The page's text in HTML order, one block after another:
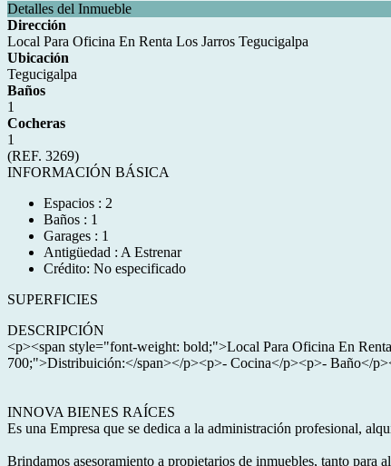
Detalles del Inmueble
Dirección
Local Para Oficina En Renta Los Jarros Tegucigalpa
Ubicación
Tegucigalpa
Baños
1
Cocheras
1
(REF. 3269)
INFORMACIÓN BÁSICA
Espacios : 2
Baños : 1
Garages : 1
Antigüedad : A Estrenar
Crédito: No especificado
SUPERFICIES
DESCRIPCIÓN
<p><span style="font-weight: bold;">Local Para Oficina En
700;">Distribuición:</span></p><p>- Cocina</p><p>- Baño</
INNOVA BIENES RAÍCES
Es una Empresa que se dedica a la administración profesional,
Brindamos asesoramiento a propietarios de inmuebles, tanto para